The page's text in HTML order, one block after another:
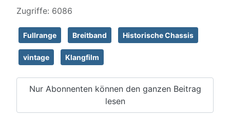
Zugriffe: 6086
Fullrange Breitband Historische Chassis
vintage Klangfilm
Nur Abonnenten können den ganzen Beitrag
lesen